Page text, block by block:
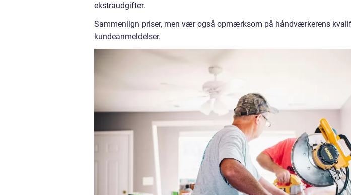
ekstraudgifter.
Sammenlign priser, men vær også opmærksom på håndværkerens
kundeanmeldelser.